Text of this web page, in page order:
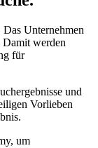
Unternehmen
Damit werden
für
und
Vorlieben
um